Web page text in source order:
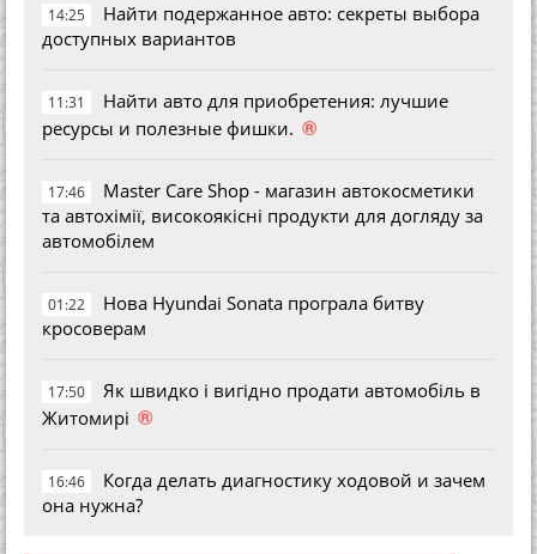
14:25
Найти подержанное авто: секреты выбора
доступных вариантов
11:31
Найти авто для приобретения: лучшие
ресурсы и полезные фишки. ®
17:46
Master Care Shop - магазин автокосметики
та автохімії, високоякісні продукти для догляду за
автомобілем
01:22
Нова Hyundai Sonata програла битву
кросоверам
17:50
Як швидко і вигідно продати автомобіль в
Житомирі ®
16:46
Когда делать диагностику ходовой и зачем
она нужна?